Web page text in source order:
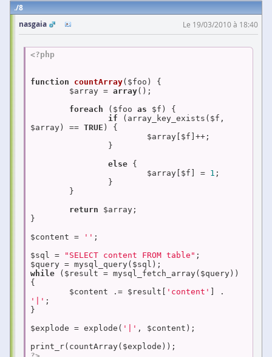
8
nasgaia
Le 19/03/2010 à 18:40
<?php
function countArray($foo)
{
	$array =
array();
foreach ($foo as $f) {
if (array_key_exists($f,
$array) == TRUE ) {
else {
			$array[$f] =
1 ;
return $array;
}
$content =
'' ;
$sql =
"SELECT content FROM table" ;
while ($result = mysql_fetch_array($query))
{
	$content .= $result[
'content'
'|' ;
}
$explode = explode( '|' , $content);